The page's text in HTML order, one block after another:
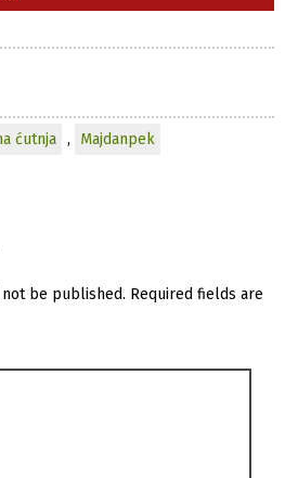
ćutnja , Majdanpek
be published. Required fields are